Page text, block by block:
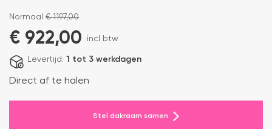
Normaal €1197,00
€ 922,00 incl btw
Levertijd: 1 tot 3 werkdagen
Direct af te halen
Stel dakraam samen